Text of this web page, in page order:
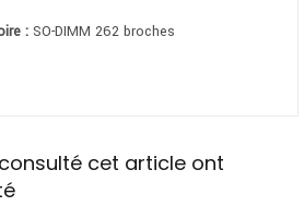
: SO-DIMM 262 broches
cet article ont